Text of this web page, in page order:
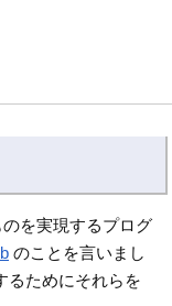
を実現するプログ
のことを言いまし
るためにそれらを